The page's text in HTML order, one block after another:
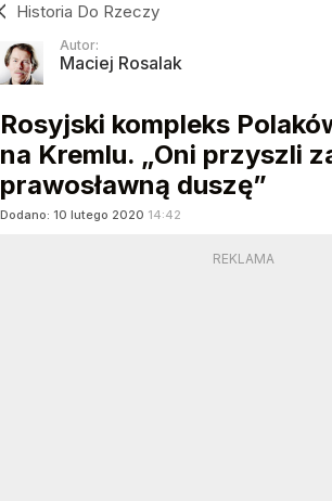
Historia Do Rzeczy
Autor:
Maciej Rosalak
Rosyjski kompleks
na Kremlu. „Oni przyszli
prawosławną duszę”
Dodano: 10 lutego 2020 14:42